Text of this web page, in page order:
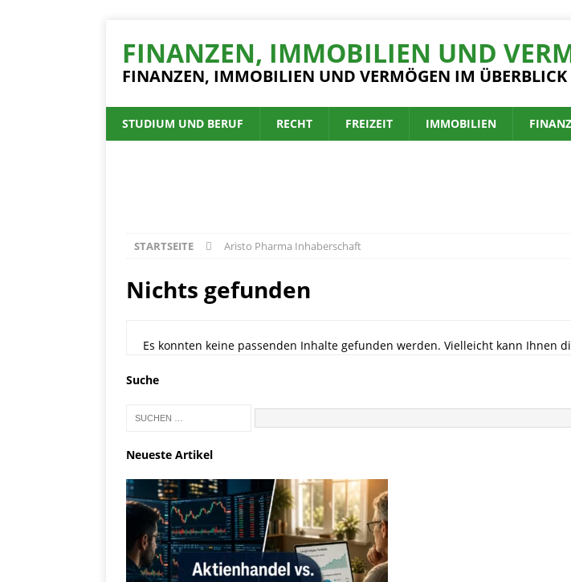
FINANZEN, IMMOBILIEN UND
FINANZEN, IMMOBILIEN UND VERMÖGEN IM ÜBERBLICK
STUDIUM UND BERUF RECHT FREIZEIT IMMOBILIEN
STARTSEITE Aristo Pharma Inhaberschaft
Nichts gefunden
Es konnten keine passenden Inhalte gefunden werden. Vielleicht kann Ihnen
Suche
Neueste Artikel